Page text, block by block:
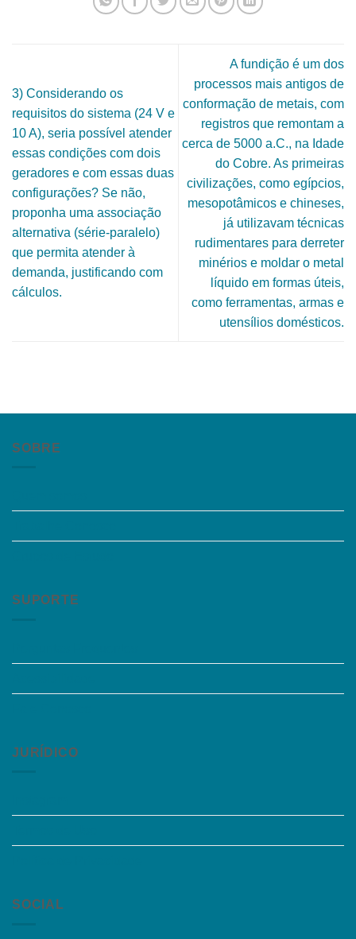
3) Considerando os
requisitos do sistema (24 V e
10 A), seria possível atender
essas condições com dois
geradores e com essas duas
configurações? Se não,
proponha uma associação
alternativa (série-paralelo)
que permita atender à
demanda, justificando com
cálculos.
A fundição é um dos
processos mais antigos de
conformação de metais, com
registros que remontam a
cerca de 5000 a.C., na Idade
do Cobre. As primeiras
civilizações, como egípcios,
mesopotâmicos e chineses,
já utilizavam técnicas
rudimentares para derreter
minérios e moldar o metal
líquido em formas úteis,
como ferramentas, armas e
utensílios domésticos.
SOBRE
SUPORTE
JURÍDICO
SOCIAL